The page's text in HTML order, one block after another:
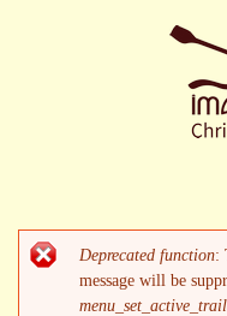
zum
Fehlermeldung
Deprecated function:
message will be